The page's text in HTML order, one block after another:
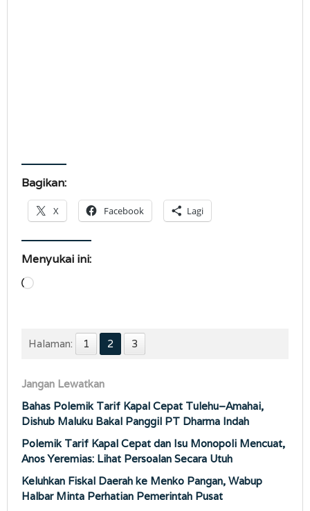
Bagikan:
X Facebook Lagi
Menyukai ini:
Memuat...
Halaman: 1 2 3
Jangan Lewatkan
Bahas Polemik Tarif Kapal Cepat Tulehu–Amahai,
Dishub Maluku Bakal Panggil PT Dharma Indah
Polemik Tarif Kapal Cepat dan Isu Monopoli Mencuat,
Anos Yeremias: Lihat Persoalan Secara Utuh
Keluhkan Fiskal Daerah ke Menko Pangan, Wabup
Halbar Minta Perhatian Pemerintah Pusat